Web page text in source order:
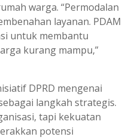
warga. “Permodalan
layanan. PDAM
untuk membantu
kurang mampu,”
DPRD mengenai
langkah strategis.
tapi kekuatan
potensi